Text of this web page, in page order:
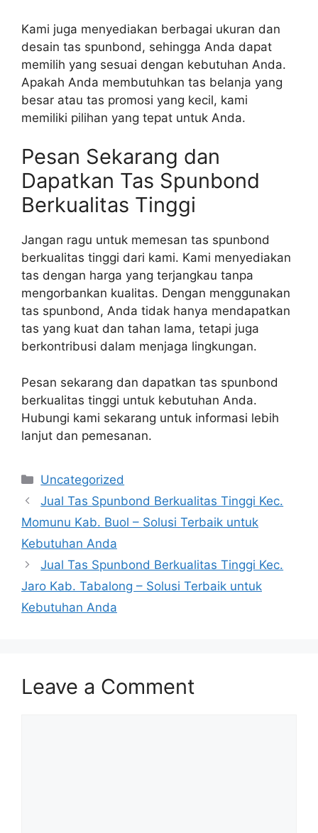
Kami juga menyediakan berbagai ukuran dan
desain tas spunbond, sehingga Anda dapat
memilih yang sesuai dengan kebutuhan Anda.
Apakah Anda membutuhkan tas belanja yang
besar atau tas promosi yang kecil, kami
memiliki pilihan yang tepat untuk Anda.
Pesan Sekarang dan
Dapatkan Tas Spunbond
Berkualitas Tinggi
Jangan ragu untuk memesan tas spunbond
berkualitas tinggi dari kami. Kami menyediakan
tas dengan harga yang terjangkau tanpa
mengorbankan kualitas. Dengan menggunakan
tas spunbond, Anda tidak hanya mendapatkan
tas yang kuat dan tahan lama, tetapi juga
berkontribusi dalam menjaga lingkungan.
Pesan sekarang dan dapatkan tas spunbond
berkualitas tinggi untuk kebutuhan Anda.
Hubungi kami sekarang untuk informasi lebih
lanjut dan pemesanan.
Categories
Uncategorized
Jual Tas Spunbond Berkualitas Tinggi Kec.
Momunu Kab. Buol – Solusi Terbaik untuk
Kebutuhan Anda
Jual Tas Spunbond Berkualitas Tinggi Kec.
Jaro Kab. Tabalong – Solusi Terbaik untuk
Kebutuhan Anda
Leave a Comment